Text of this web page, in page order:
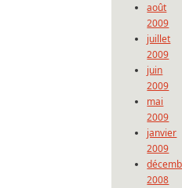
août
2009
juillet
2009
juin
2009
mai
2009
janvier
2009
2008